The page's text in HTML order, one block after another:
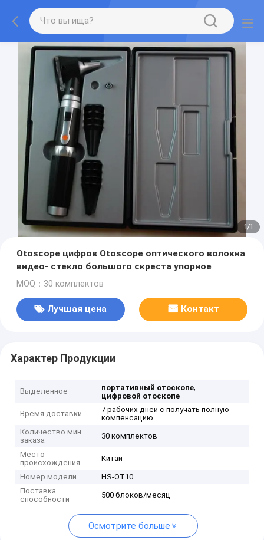
1/1
Otoscope цифров Otoscope оптического волокна
видео- стекло большого скреста упорное
MOQ：30 комплектов
Лучшая цена Контакт
Характер Продукции
Выделенное портативный отоскопе,
цифровой отоскопе
Время доставки
7 рабочих дней с получать полную
компенсацию
Количество мин
заказа
30 комплектов
Место
происхождения
Китай
Номер модели
HS-OT10
Поставка
способности
500 блоков/месяц
Осмотрите больше